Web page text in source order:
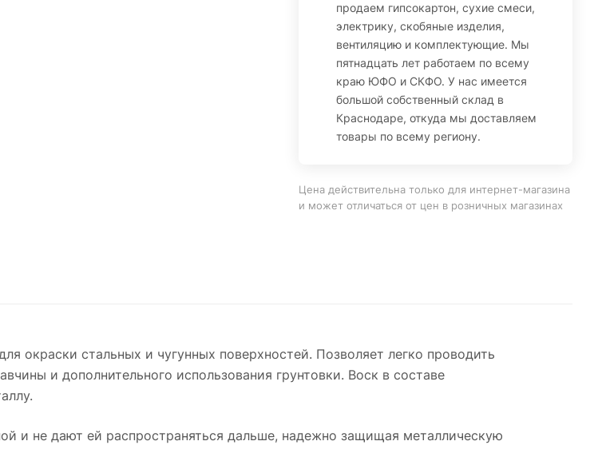
продаем гипсокартон, сухие смеси,
электрику, скобяные изделия,
вентиляцию и комплектующие. Мы
пятнадцать лет работаем по всему
краю ЮФО и СКФО. У нас имеется
большой собственный склад в
Краснодаре, откуда мы доставляем
товары по всему региону.
Цена действительна только для интернет-магазина
и может отличаться от цен в розничных магазинах
окраски стальных и чугунных поверхностей. Позволяет легко проводить
и дополнительного использования грунтовки. Воск в составе
и не дают ей распространяться дальше, надежно защищая металлическую